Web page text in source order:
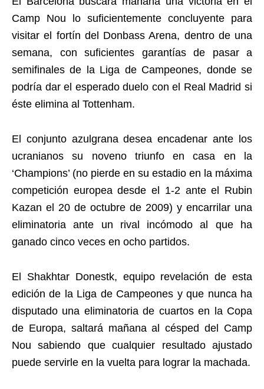
Camp Nou lo suficientemente concluyente para
visitar el fortín del Donbass Arena, dentro de una
semana, con suficientes garantías de pasar a
semifinales de la Liga de Campeones, donde se
podría dar el esperado duelo con el Real Madrid si
éste elimina al Tottenham.
El conjunto azulgrana desea encadenar ante los
ucranianos su noveno triunfo en casa en la
‘Champions’ (no pierde en su estadio en la máxima
competición europea desde el 1-2 ante el Rubin
Kazan el 20 de octubre de 2009) y encarrilar una
eliminatoria ante un rival incómodo al que ha
ganado cinco veces en ocho partidos.
El Shakhtar Donestk, equipo revelación de esta
edición de la Liga de Campeones y que nunca ha
disputado una eliminatoria de cuartos en la Copa
de Europa, saltará mañana al césped del Camp
Nou sabiendo que cualquier resultado ajustado
puede servirle en la vuelta para lograr la machada.